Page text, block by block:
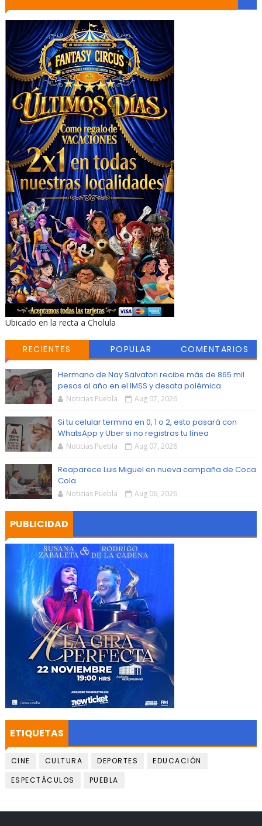
Ubicado en la recta a Cholula
RECIENTES POPULAR COMENTARIOS
Hermano de Nay Salvatori recibe más de 865 mil
pesos al año en el IMSS y desata polémica
Noticias Puebla Aug 07, 2026
Si tu celular termina en 0, 1 o 2, esto pasará con
WhatsApp y Uber si no registras tu línea
Noticias Puebla Aug 07, 2026
Reaparece Luis Miguel en nueva campaña de Coca
Cola
Noticias Puebla Aug 06, 2026
PUBLICIDAD
ETIQUETAS
CINE CULTURA DEPORTES
EDUCACIÓN
ESPECTÁCULOS
PUEBLA